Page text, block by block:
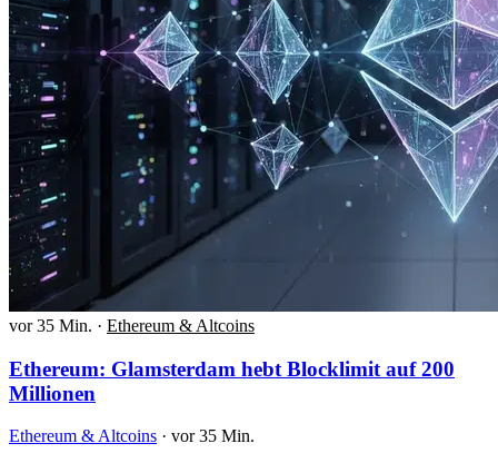
vor 35 Min. · Ethereum & Altcoins
Ethereum: Glamsterdam hebt Blocklimit auf 200
Millionen
Ethereum & Altcoins · vor 35 Min.